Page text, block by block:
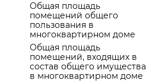
Общая площадь
помещений общего
пользования в
многоквартирном доме
Общая площадь
помещений, входящих в
состав общего имущества
в многоквартирном доме